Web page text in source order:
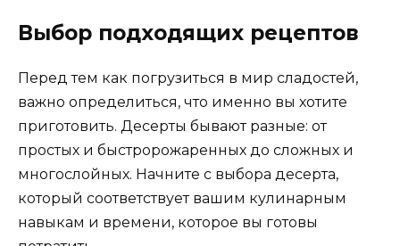
Выбор подходящих рецептов
Перед тем как погрузиться в мир сладостей,
важно определиться, что именно вы хотите
приготовить. Десерты бывают разные: от
простых и быстророжаренных до сложных и
многослойных. Начните с выбора десерта,
который соответствует вашим кулинарным
навыкам и времени, которое вы готовы